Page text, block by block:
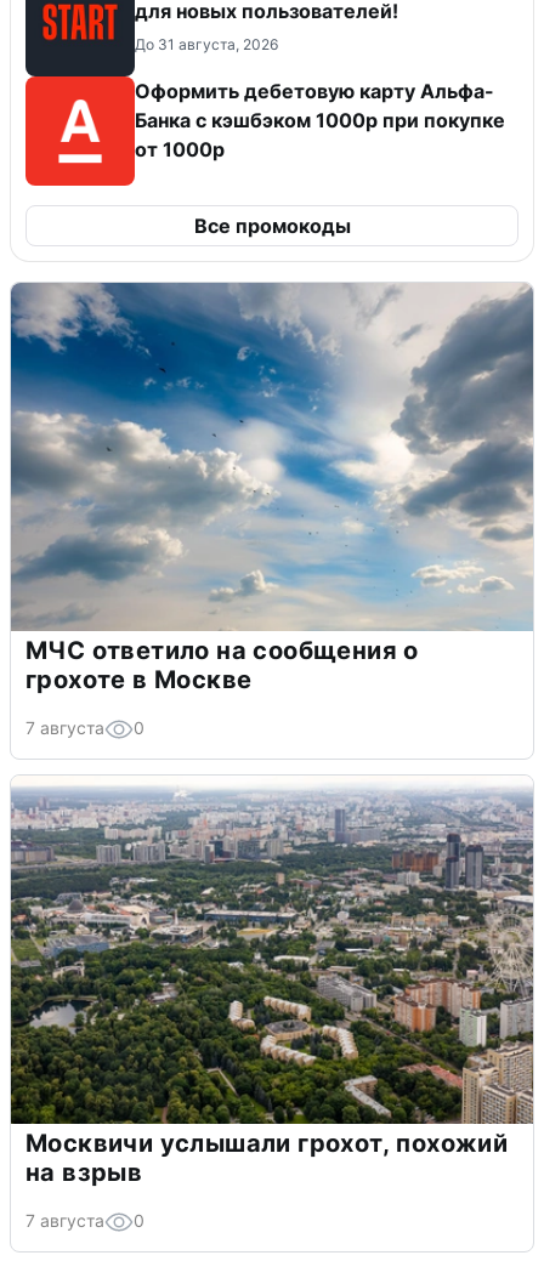
для новых пользователей!
До 31 августа, 2026
Оформить дебетовую карту Альфа-
Банка с кэшбэком 1000р при покупке
от 1000р
Все промокоды
МЧС ответило на сообщения о
грохоте в Москве
7 августа 0
Москвичи услышали грохот, похожий
на взрыв
7 августа 0